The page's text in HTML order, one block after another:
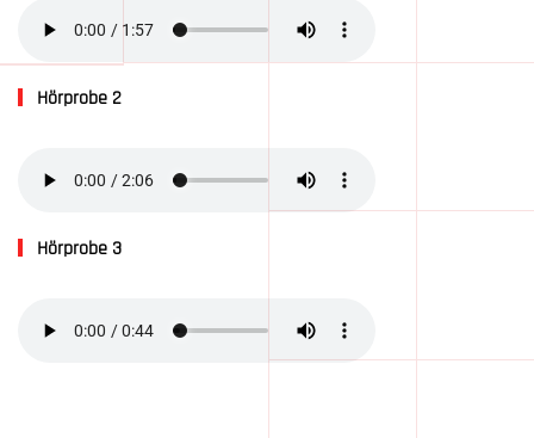
Hörprobe 2
Hörprobe 3